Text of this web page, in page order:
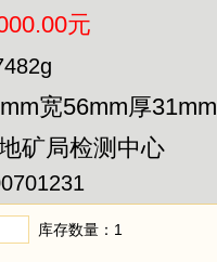
元
宽56mm厚31mm
矿局检测中心
库存数量： 1